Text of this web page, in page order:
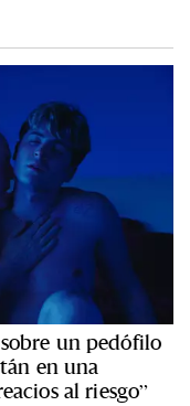
un pedófilo
en una
al riesgo”